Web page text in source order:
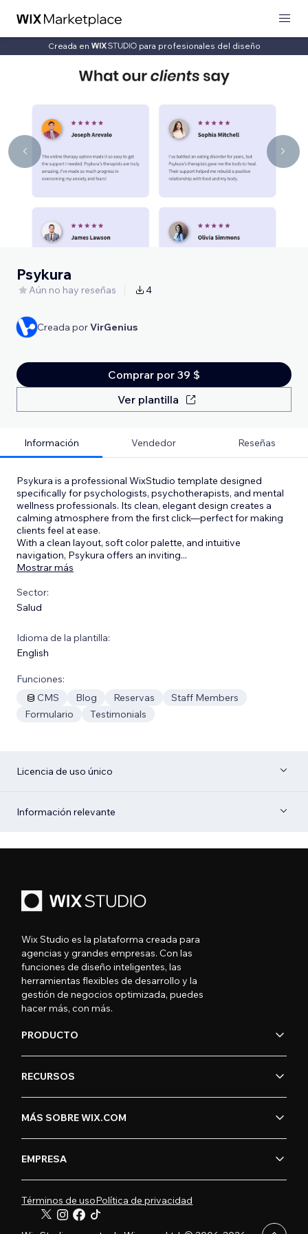
Creada en para profesionales del diseño
Psykura
Aún no hay reseñas 4
Creada porVirGenius
Comprar por 39 $
Ver plantilla
Información Vendedor Reseñas
Psykura is a professional WixStudio template designed
specifically for psychologists, psychotherapists, and mental
wellness professionals. Its clean, elegant design creates a
calming atmosphere from the first click—perfect for making
clients feel at ease.
With a clean layout, soft color palette, and intuitive
navigation, Psykura offers an inviting...
Mostrar más
Sector:
Salud
Idioma de la plantilla:
English
Funciones:
CMS
Blog Reservas
Staff Members
Formulario
Testimonials
Licencia de uso único
Información relevante
Wix Studio es la plataforma creada para
agencias y grandes empresas. Con las
funciones de diseño inteligentes, las
herramientas flexibles de desarrollo y la
gestión de negocios optimizada, puedes
hacer más, con más.
PRODUCTO
RECURSOS
MÁS SOBRE WIX.COM
EMPRESA
Términos de usoPolítica de privacidad